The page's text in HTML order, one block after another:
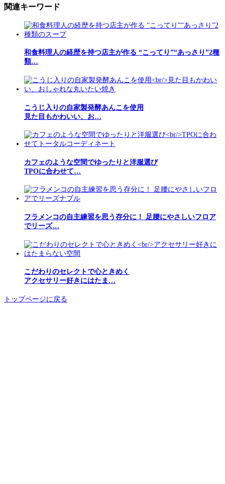
関連キーワード
和食料理人の経歴を持つ店主が作る “こってり”“あっさり”2種
類…
こうじ入りの自家製発酵あんこを使用
見た目もかわいい、お…
カフェのような空間でゆったりと洋服選び
TPOに合わせて…
フラメンコの自主練習を思う存分に！ 足腰にやさしいフロア
でリーズ…
こだわりのセレクトで心ときめく
アクセサリー好きにはたま…
トップページに戻る